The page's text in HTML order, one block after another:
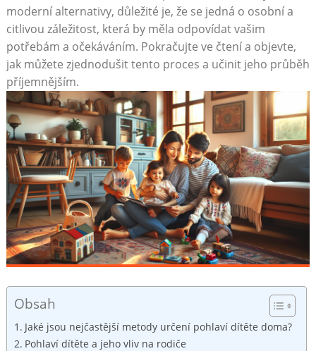
moderní alternativy, důležité je, že se jedná o osobní a
citlivou záležitost, která by měla odpovídat vašim
potřebám a očekáváním. Pokračujte ve čtení a objevte,
jak můžete zjednodušit tento proces a učinit jeho průběh
příjemnějším.
Obsah
Jaké jsou nejčastější metody určení pohlaví dítěte doma?
Pohlaví dítěte a jeho vliv na rodiče